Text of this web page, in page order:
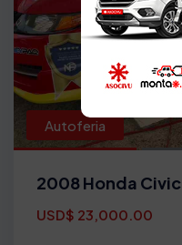
Autoferia
2008 Honda Civic
USD$ 23,000.00